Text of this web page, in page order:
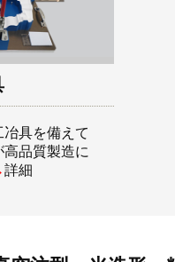
具を備えて
品質製造に
詳細